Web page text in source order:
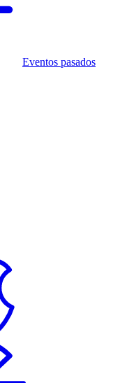
Eventos pasados